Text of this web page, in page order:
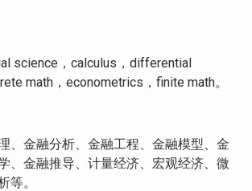
science，calculus，differential
math，econometrics，finite math。
、金融分析、金融工程、金融模型、金
、金融推导、计量经济、宏观经济、微
等。